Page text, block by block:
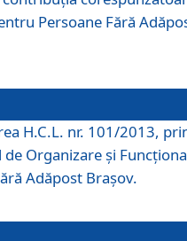
Persoane Fără
H.C.L. nr. 101/2013,
Organizare şi
Adăpost Braşov.